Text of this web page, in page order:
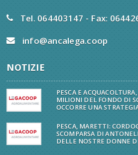
Tel. 064403147 - Fax:
info@ancalega.coop
NOTIZIE
PESCA E
MILIONI DEL FONDO DI
OCCORRE UNA
PESCA, MARETTI:
SCOMPARSA DI
DELLE NOSTRE DONNE